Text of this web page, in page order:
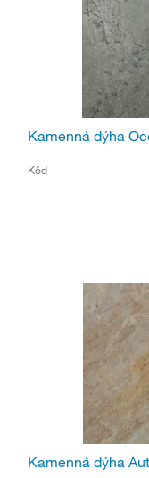
Kamenná dýha
Kód
Kamenná dýha